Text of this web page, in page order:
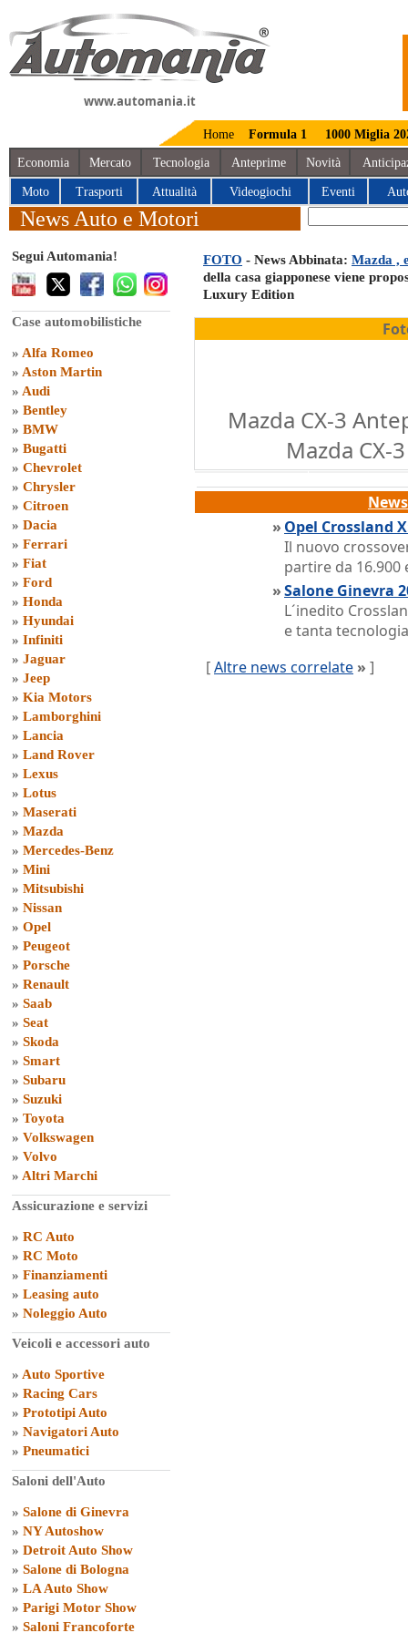
www.automania.it
Home Formula 1 1000 Miglia
Economia Mercato Tecnologia Anteprime Novità
Moto Trasporti Attualità Videogiochi Eventi
News Auto e Motori
Segui Automania!
Case automobilistiche
» Alfa Romeo
» Aston Martin
» Audi
» Bentley
» BMW
» Bugatti
» Chevrolet
» Chrysler
» Citroen
» Dacia
» Ferrari
» Fiat
» Ford
» Honda
» Hyundai
» Infiniti
» Jaguar
» Jeep
» Kia Motors
» Lamborghini
» Lancia
» Land Rover
» Lexus
» Lotus
» Maserati
» Mazda
» Mercedes-Benz
» Mini
» Mitsubishi
» Nissan
» Opel
» Peugeot
» Porsche
» Renault
» Saab
» Seat
» Skoda
» Smart
» Subaru
» Suzuki
» Toyota
» Volkswagen
» Volvo
» Altri Marchi
Assicurazione e servizi
» RC Auto
» RC Moto
» Finanziamenti
» Leasing auto
» Noleggio Auto
Veicoli e accessori auto
» Auto Sportive
» Racing Cars
» Prototipi Auto
» Navigatori Auto
» Pneumatici
Saloni dell'Auto
» Salone di Ginevra
» NY Autoshow
» Detroit Auto Show
» Salone di Bologna
» LA Auto Show
» Parigi Motor Show
» Saloni Francoforte
FOTO - News Abbinata: Mazda ,
della casa giapponese viene
Luxury Edition
Mazda CX-3
Mazda CX-
» Opel Crossland
Il nuovo
partire da 16.900
»Salone Ginevra
L´inedito
e tanta
[Altre news correlate » ]